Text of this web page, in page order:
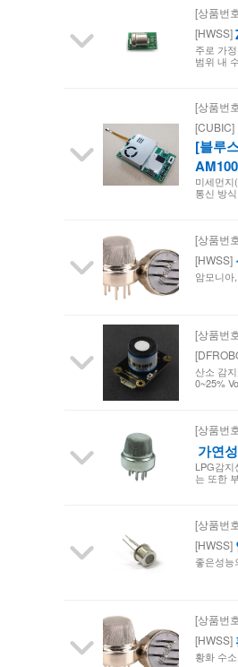
[상품번
[HWSS]
주로 가
범위 내
[상품번
[CUBIC]
[블루
미세먼지
통신 방
[상품번
[HWSS]
암모니아
[상품번
산소 감
0~25%
[상품번
가연
LPG감
는 또한
[상품번
[HWSS]
좋은성능
[상품번
[HWSS]
황화 수